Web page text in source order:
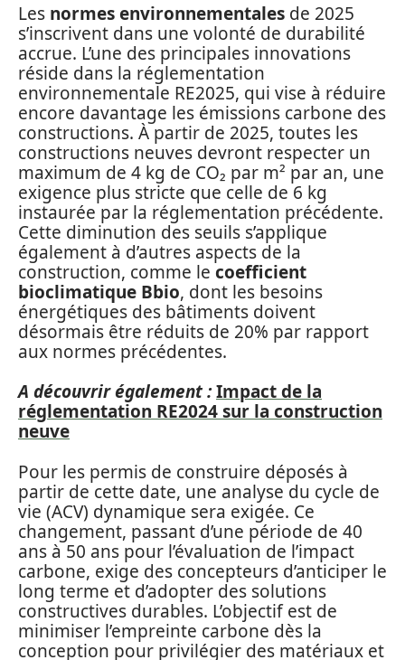
Les normes environnementales de 2025
s’inscrivent dans une volonté de durabilité
accrue. L’une des principales innovations
réside dans la réglementation
environnementale RE2025, qui vise à réduire
encore davantage les émissions carbone des
constructions. À partir de 2025, toutes les
constructions neuves devront respecter un
maximum de 4 kg de CO₂ par m² par an, une
exigence plus stricte que celle de 6 kg
instaurée par la réglementation précédente.
Cette diminution des seuils s’applique
également à d’autres aspects de la
construction, comme le coefficient
bioclimatique Bbio, dont les besoins
énergétiques des bâtiments doivent
désormais être réduits de 20% par rapport
aux normes précédentes.
A découvrir également :Impact de la
réglementation RE2024 sur la construction
neuve
Pour les permis de construire déposés à
partir de cette date, une analyse du cycle de
vie (ACV) dynamique sera exigée. Ce
changement, passant d’une période de 40
ans à 50 ans pour l’évaluation de l’impact
carbone, exige des concepteurs d’anticiper le
long terme et d’adopter des solutions
constructives durables. L’objectif est de
minimiser l’empreinte carbone dès la
conception pour privilégier des matériaux et